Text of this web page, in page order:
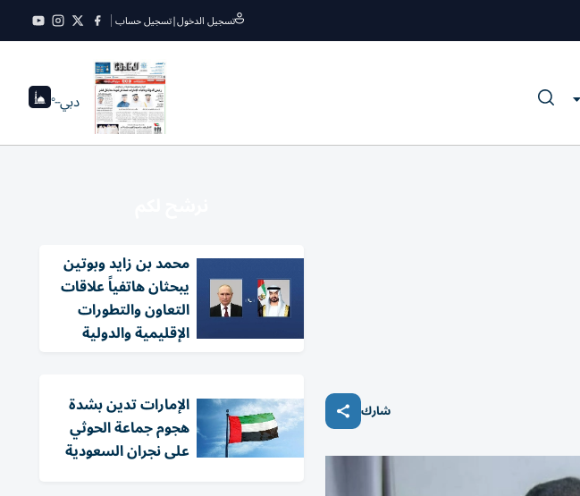
تسجيل الدخول|تسجيل حساب
دبي--°
شارك
محمد بن زايد وبوتين
يبحثان هاتفياً علاقات
التعاون والتطورات
الإقليمية والدولية
الإمارات تدين بشدة
هجوم جماعة الحوثي
على نجران السعودية